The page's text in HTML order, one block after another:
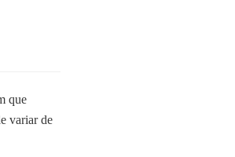
que
variar de